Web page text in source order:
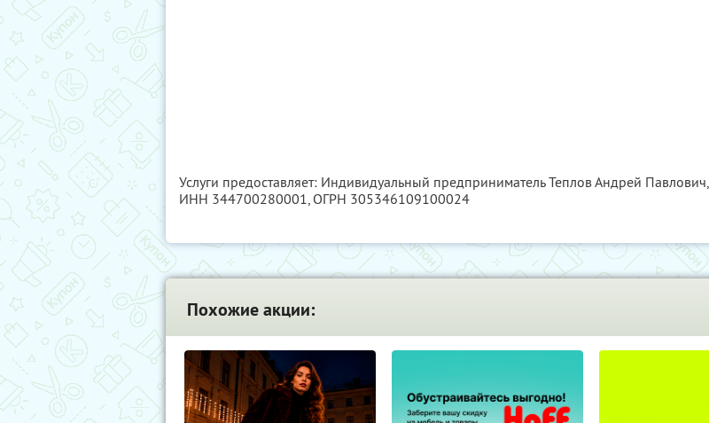
Услуги предоставляет: Индивидуальный предприниматель Теплов Андрей Павлович,
ИНН 344700280001, ОГРН 305346109100024
Похожие акции: